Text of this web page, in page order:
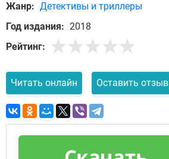
Жанр: Детективы и триллеры
Год издания: 2018
Рейтинг:
Читать онлайн Оставить отзыв